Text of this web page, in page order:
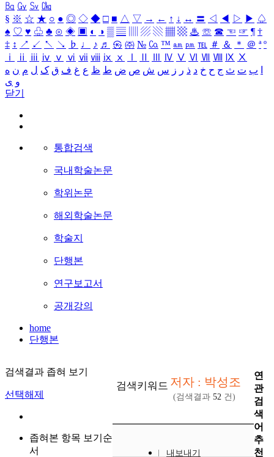
㏃ ㏉ ㏜ ㏆
§ ※ ☆ ★ ○ ● ◎ ◇ ◆ □ ■ △ ▽ → ← ↑ ↓ ↔ 〓 ◁ ◀ ▷ ▶ ♤
♠ ♡ ♥ ♧ ♣ ⊙ ◈ ▣ ◐ ◑ ▒ ▤ ▨ ▧ ▦ ▩ ♨ ☏ ☎ ☜ ☞ ¶ †
‡ ↕ ↗ ↙ ↖ ↘ ♭ ♩ ♪ ♬ ㉿ ㈜ № ㏇ ™ ㏂ ㏘ ℡ ＃ ＆ ＊ ＠ ª º
ⅰ
ⅱ ⅲ ⅳ ⅴ ⅵ ⅶ ⅷ ⅸ ⅹ Ⅳ Ⅴ Ⅵ Ⅶ Ⅷ Ⅸ Ⅹ
ب ت ث ج ح خ د ذ ر ز س ش ص ض ط ظ ع غ ف ق ک ل م ن ه
و ی
닫기
통합검색
국내학술논문
학위논문
해외학술논문
학술지
단행본
연구보고서
공개강의
home
단행본
검색결과 좁혀 보기
선택해제
좁혀본 항목 보기순
서
검색키워드 저자 : 박성조
(검색결과 52 건)
내보내기
연
관
검
색
어
추
천